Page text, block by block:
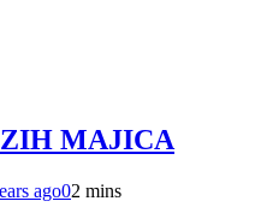
MAJICA
ago02 mins